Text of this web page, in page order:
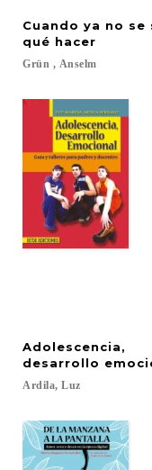
Cuando ya no se
qué hacer
Grün , Anselm
Adolescencia,
desarrollo
Ardila, Luz